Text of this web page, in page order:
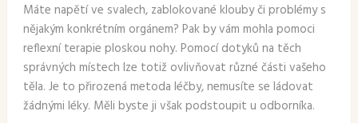
Máte napětí ve svalech, zablokované klouby či problémy s
nějakým konkrétním orgánem? Pak by vám mohla pomoci
reflexní terapie ploskou nohy. Pomocí dotyků na těch
správných místech lze totiž ovlivňovat různé části vašeho
těla. Je to přirozená metoda léčby, nemusíte se ládovat
žádnými léky. Měli byste ji však podstoupit u odborníka.